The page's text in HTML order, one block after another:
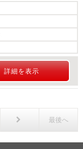
詳細を表示
最後へ